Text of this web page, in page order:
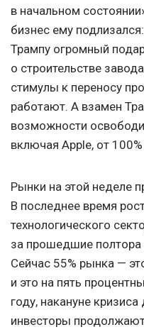
в начальном
бизнес ему
Трампу огромный
о строительстве
стимулы к переносу
работают. А взамен
возможности
включая Apple, от
Рынки на этой неделе
В последнее время
технологического
за прошедшие полтора
Сейчас 55% рынка —
и это на пять
году, накануне
инвесторы